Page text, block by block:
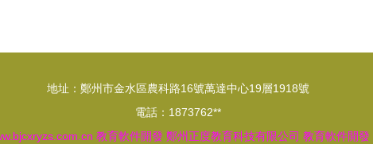
地址：鄭州市金水區農科路16號萬達中心19層1918號
電話：1873762**
教育軟件開發 鄭州正度教育科技有限公司 教育軟件開發